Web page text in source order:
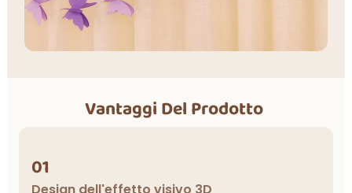
Vantaggi Del Prodotto
01
Design dell'effetto visivo 3D